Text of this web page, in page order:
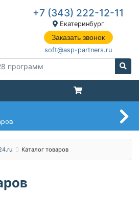
+7 (343) 222-12-11
Екатеринбург
Заказать звонок
soft@asp-partners.ru
Каталог товаров